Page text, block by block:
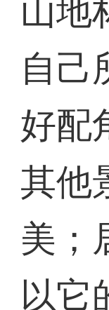
山地
自己
好配
其他
美；
以它